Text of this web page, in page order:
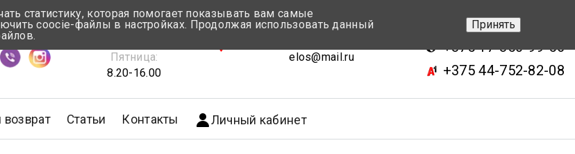
≈ 5 мин
Понедельник-Четверг:
Пятница:
8.20-16.00
elos@mail.ru
+375 17-343-46-70
+375 17-350-99-56
+375 44-752-82-08
возврат Статьи Контакты Личный кабинет
статистику, которая помогает показывать вам самые
coocie-файлы в настройках. Продолжая использовать данный
Принять